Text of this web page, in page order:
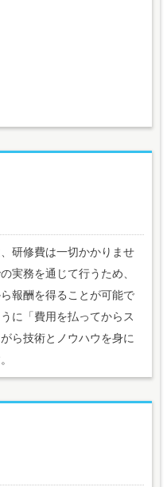
研修費は一切かかりませ
実務を通じて行うため、
報酬を得ることが可能で
に「費用を払ってからス
ら技術とノウハウを身に